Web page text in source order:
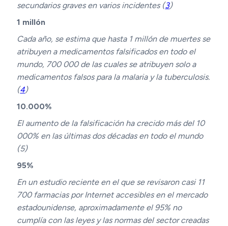
secundarios graves en varios incidentes (3)
1 millón
Cada año, se estima que hasta 1 millón de muertes se
atribuyen a medicamentos falsificados en todo el
mundo, 700 000 de las cuales se atribuyen solo a
medicamentos falsos para la malaria y la tuberculosis.
(4)
10.000%
El aumento de la falsificación ha crecido más del 10
000% en las últimas dos décadas en todo el mundo
(5)
95%
En un estudio reciente en el que se revisaron casi 11
700 farmacias por Internet accesibles en el mercado
estadounidense, aproximadamente el 95% no
cumplía con las leyes y las normas del sector creadas